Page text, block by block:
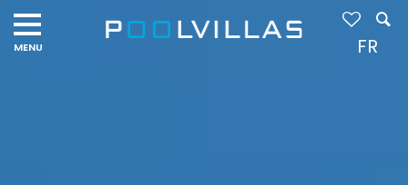
FR
Navigation
menu